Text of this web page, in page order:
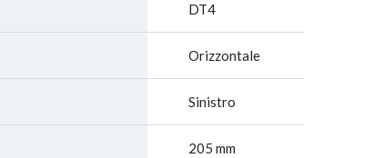
DT4
Orizzontale
Sinistro
205 mm